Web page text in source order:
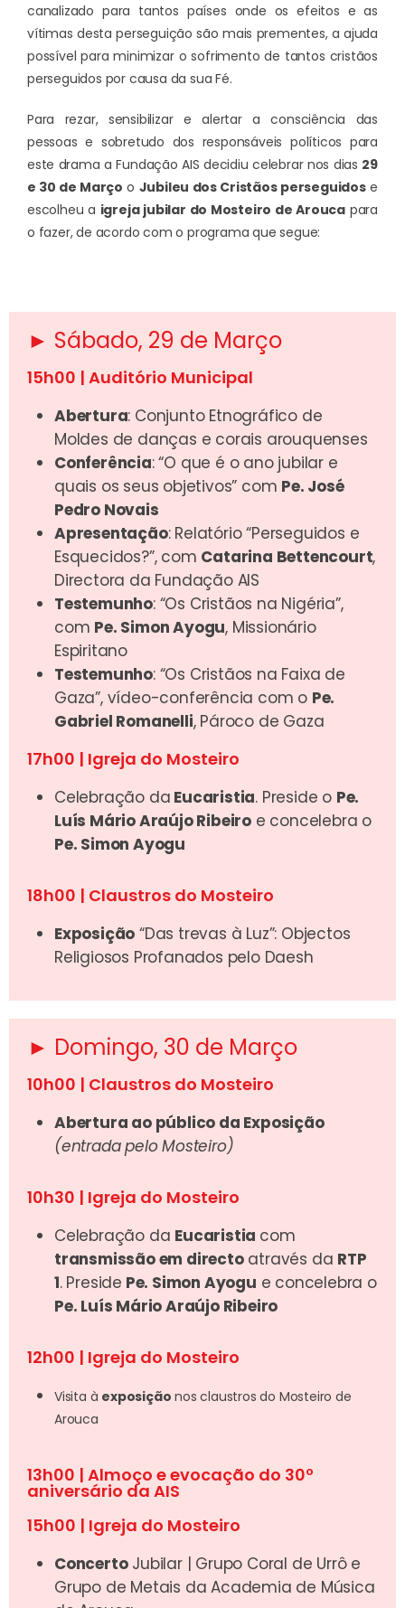
canalizado para tantos países onde os efeitos e as
vítimas desta perseguição são mais prementes, a ajuda
possível para minimizar o sofrimento de tantos cristãos
perseguidos por causa da sua Fé.
Para rezar, sensibilizar e alertar a consciência das
pessoas e sobretudo dos responsáveis políticos para
este drama a Fundação AIS decidiu celebrar nos dias 29
e 30 de Março o Jubileu dos Cristãos perseguidose
escolheu a igreja jubilar do Mosteiro de Arouca para
o fazer, de acordo com o programa que segue:
► Sábado, 29 de Março
15h00 | Auditório Municipal
Abertura: Conjunto Etnográfico de
Moldes de danças e corais arouquenses
Conferência: “O que é o ano jubilar e
quais os seus objetivos” com Pe. José
Pedro Novais
Apresentação: Relatório “Perseguidos e
Esquecidos?”, com Catarina Bettencourt,
Directora da Fundação AIS
Testemunho: “Os Cristãos na Nigéria”,
com Pe. Simon Ayogu, Missionário
Espiritano
Testemunho: “Os Cristãos na Faixa de
Gaza”, vídeo-conferência com o Pe.
Gabriel Romanelli, Pároco de Gaza
17h00 | Igreja do Mosteiro
Celebração da Eucaristia. Preside o Pe.
Luís Mário Araújo Ribeiro e concelebra o
Pe. Simon Ayogu
18h00 | Claustros do Mosteiro
Exposição “Das trevas à Luz”: Objectos
Religiosos Profanados pelo Daesh
► Domingo, 30 de Março
10h00 | Claustros do Mosteiro
Abertura ao público da Exposição
(entrada pelo Mosteiro)
10h30 | Igreja do Mosteiro
Celebração da Eucaristia com
transmissão em directoatravés da RTP
1. Preside Pe. Simon Ayogu e concelebra o
Pe. Luís Mário Araújo Ribeiro
12h00 | Igreja do Mosteiro
Visita à exposição nos claustros do Mosteiro de
Arouca
13h00 | Almoço e evocação do 30º
aniversário da AIS
15h00 | Igreja do Mosteiro
ConcertoJubilar | Grupo Coral de Urrô e
Grupo de Metais da Academia de Música